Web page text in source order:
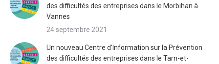
des difficultés des entreprises dans le Morbihan à
Vannes
24 septembre 2021
Un nouveau Centre d’Information sur la Prévention
des difficultés des entreprises dans le Tarn-et-